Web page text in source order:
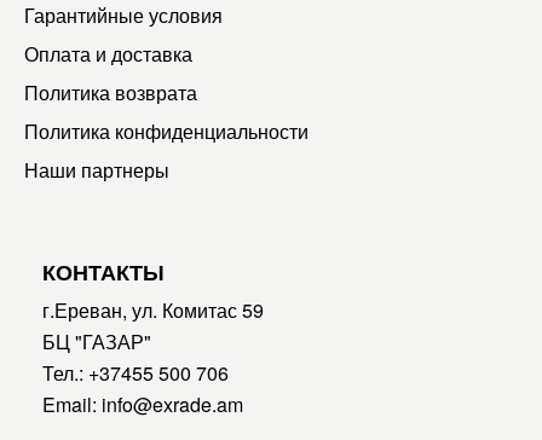
Гарантийные условия
Оплата и доставка
Политика возврата
Политика конфиденциальности
Наши партнеры
КОНТАКТЫ
г.Ереван, ул. Комитас 59
БЦ "ГАЗАР"
Тел.: +37455 500 706
Email: info@exrade.am